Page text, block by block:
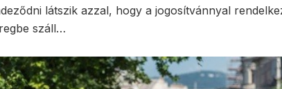
látszik azzal, hogy a jogosítvánnyal
száll…